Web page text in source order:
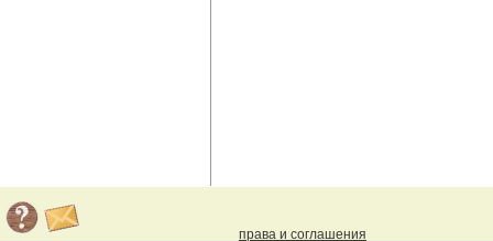
права и соглашения